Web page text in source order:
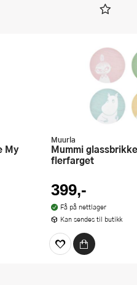
Muurla
Mummi glassbrikke 10 cm 4 stk
flerfarget
399,-
Få på nettlager
Kan sendes til butikk